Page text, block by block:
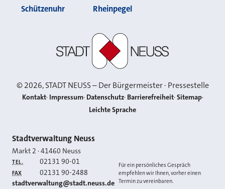
Schützenuhr Rheinpegel
©2026, STADT NEUSS – Der Bürgermeister · Pressestelle
Kontakt Impressum Datenschutz Barrierefreiheit Sitemap
Leichte Sprache
Kontakt
Stadtverwaltung Neuss
Markt 2 ·41460 Neuss
TEL. 02131 90-01
FAX 02131 90-2488
E-MAIL
stadtverwaltung@stadt.neuss.de
Für ein persönliches Gespräch
empfehlen wir Ihnen, vorher einen
Termin zu vereinbaren.